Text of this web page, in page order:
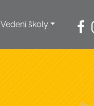
Vedení školy